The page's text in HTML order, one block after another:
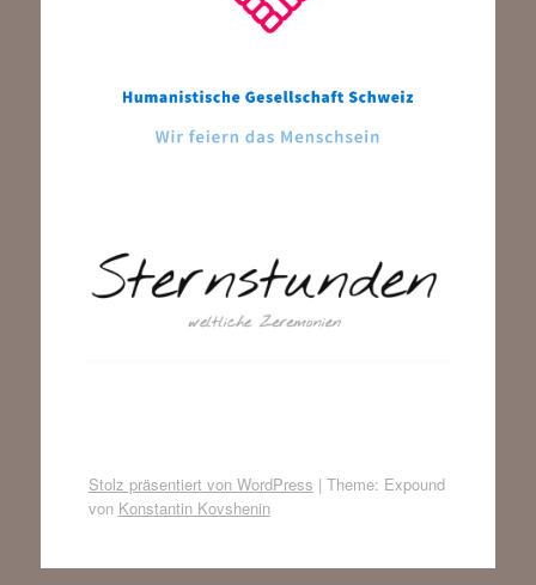
Stolz präsentiert von WordPress | Theme: Expound
von Konstantin Kovshenin